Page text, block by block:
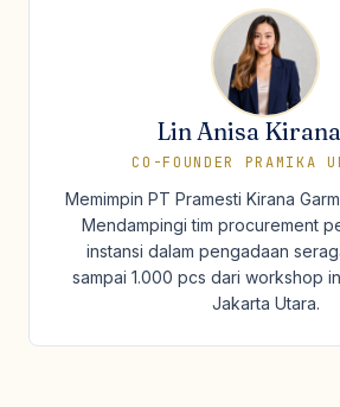
Lin Anisa Kirana
CO-FOUNDER PRAMIKA
Memimpin PT Pramesti Kirana
Mendampingi tim procurement
instansi dalam pengadaan
sampai 1.000 pcs dari workshop
Jakarta Utara.